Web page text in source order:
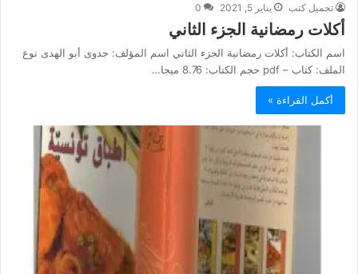
تحميل كتب يناير 5, 2021 0
أكلات رمضانية الجزء الثاني
اسم الكتاب: أكلات رمضانية الجزء الثاني اسم المؤلف: جدوى أبو الهدى نوع
الملف: كتاب – pdf حجم الكتاب: 8.76 ميجا…
أكمل القراءة »